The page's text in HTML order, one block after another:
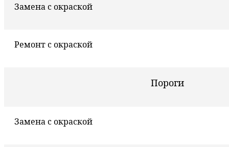
Замена с окраской
Ремонт с окраской
Пороги
Замена с окраской